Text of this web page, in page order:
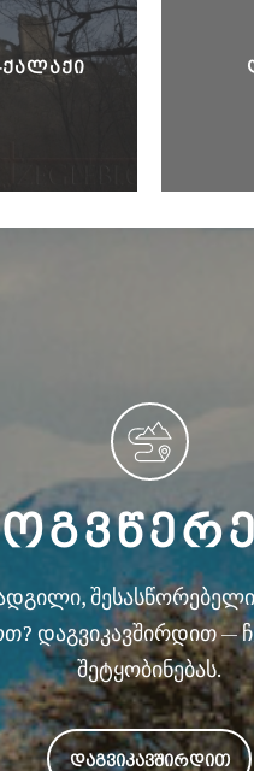
დაგვიკავშირდით —
შეტყობინებას.
ᲓᲐᲒᲕᲘᲙᲐᲕᲨᲘᲠᲓᲘᲗ